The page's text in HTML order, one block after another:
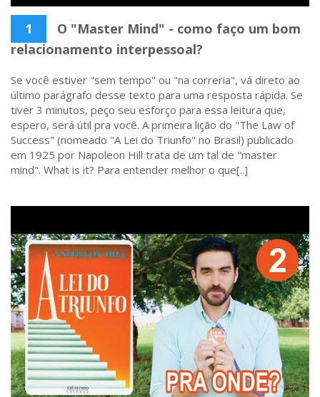
1
O "Master Mind" - como faço um bom
relacionamento interpessoal?
Se você estiver "sem tempo" ou "na correria", vá direto ao
último parágrafo desse texto para uma resposta rápida. Se
tiver 3 minutos, peço seu esforço para essa leitura que,
espero, será útil pra você. A primeira lição do "The Law of
Success" (nomeado "A Lei do Triunfo" no Brasil) publicado
em 1925 por Napoleon Hill trata de um tal de "master
mind". What is it? Para entender melhor o que[..]